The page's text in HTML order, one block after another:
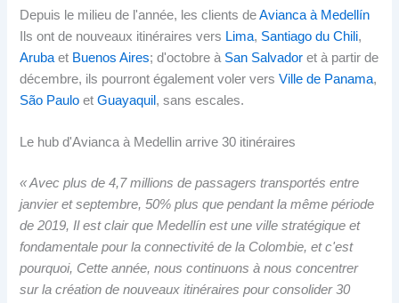
Depuis le milieu de l'année, les clients deAvianca à Medellín
Ils ont de nouveaux itinéraires vers Lima, Santiago du Chili,
Aruba et Buenos Aires; d'octobre à San Salvador et à partir de
décembre, ils pourront également voler versVille de Panama,
São Paulo etGuayaquil , sans escales.
Le hub d'Avianca à Medellin arrive 30 itinéraires
« Avec plus de 4,7 millions de passagers transportés entre
janvier et septembre, 50% plus que pendant la même période
de 2019, Il est clair que Medellín est une ville stratégique et
fondamentale pour la connectivité de la Colombie, et c'est
pourquoi, Cette année, nous continuons à nous concentrer
sur la création de nouveaux itinéraires pour consolider 30